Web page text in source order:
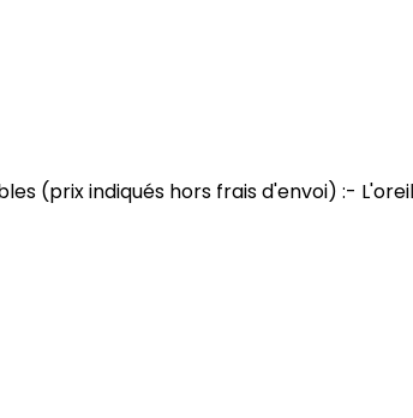
(prix indiqués hors frais d'envoi) :-